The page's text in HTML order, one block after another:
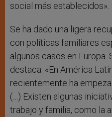
social más establecidos».
Se ha dado una ligera
con políticas familiares
algunos casos en Europa.
destaca: «En América
recientemente ha
(…) Existen algunas
trabajo y familia, como la